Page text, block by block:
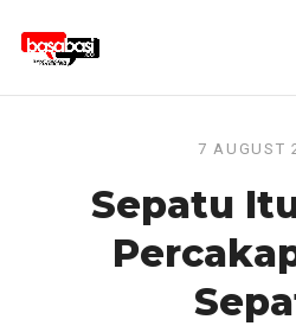
7 AUGUST
Sepatu